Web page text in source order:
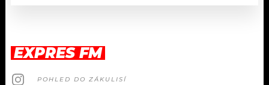
EXPRES FM
POHLED DO ZÁKULISÍ